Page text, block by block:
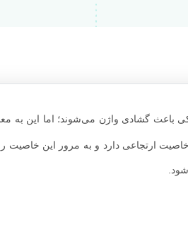
باعث گشادی واژن می‌شوند؛ اما این به
ارتجاعی دارد و به مرور این خاصیت را